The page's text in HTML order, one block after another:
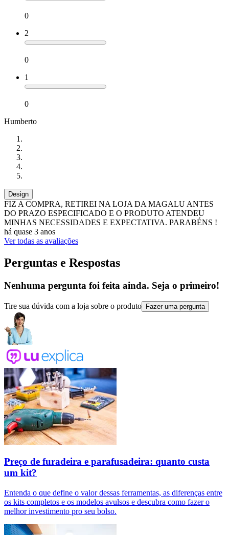
0
2
0
1
0
Humberto
Design
FIZ A COMPRA, RETIREI NA LOJA DA MAGALU ANTES
DO PRAZO ESPECIFICADO E O PRODUTO ATENDEU
MINHAS NECESSIDADES E EXPECTATIVA. PARABÉNS !
há quase 3 anos
Ver todas as avaliações
Perguntas e Respostas
Nenhuma pergunta foi feita ainda. Seja o primeiro!
Tire sua dúvida com a loja sobre o produto Fazer uma pergunta
Preço de furadeira e parafusadeira: quanto custa
um kit?
Entenda o que define o valor dessas ferramentas, as diferenças entre
os kits completos e os modelos avulsos e descubra como fazer o
melhor investimento pro seu bolso.